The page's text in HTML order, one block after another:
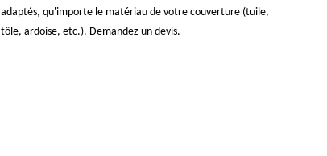
adaptés, qu'importe le matériau de votre couverture (tuile,
tôle, ardoise, etc.). Demandez un devis.